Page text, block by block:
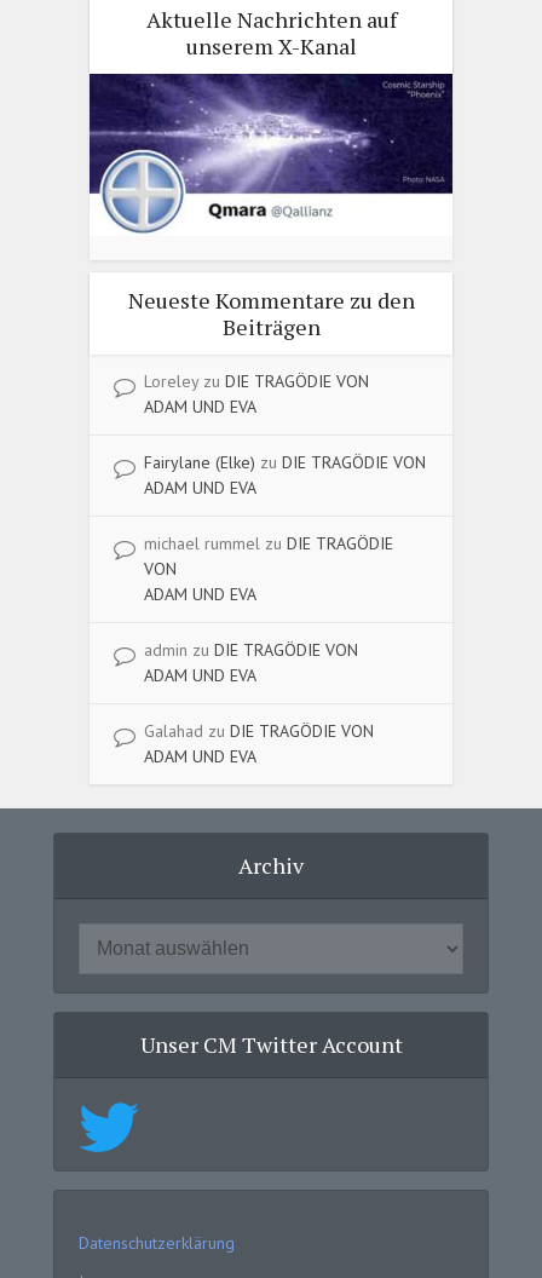
Aktuelle Nachrichten auf
unserem X-Kanal
Neueste Kommentare zu den
Beiträgen
Loreleyzu DIE TRAGÖDIE VON
ADAM UND EVA
Fairylane (Elke) zu DIE TRAGÖDIE VON
ADAM UND EVA
michael rummel zu DIE TRAGÖDIE
VON
ADAM UND EVA
admin zu DIE TRAGÖDIE VON
ADAM UND EVA
Galahad zu DIE TRAGÖDIE VON
ADAM UND EVA
Archiv
Unser CM Twitter Account
Datenschutzerklärung